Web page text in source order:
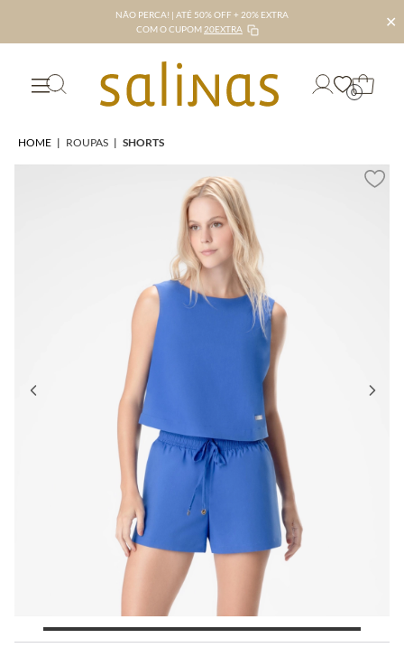
NÃO PERCA! | ATÉ 50% OFF + 20% EXTRA
COM O CUPOM 20EXTRA ✕
0
HOME | ROUPAS | SHORTS